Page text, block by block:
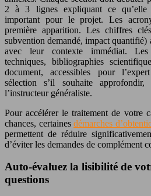
2 à 3 lignes expliquant ce qu’elle
important pour le projet. Les
première apparition. Les chiffres
subvention demandé, impact quantifié)
avec leur contexte immédiat.
techniques, bibliographies
document, accessibles pour
sélection s’il souhaite
l’instructeur généraliste.
Pour accélérer le traitement de votre
chances, certaines démarches
permettent de réduire
d’éviter les demandes de complément
Auto-évaluez la lisibilité de
questions